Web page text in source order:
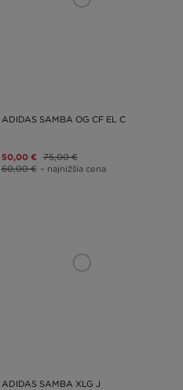
ADIDAS SAMBA OG CF EL C
50,00 € 75,00 €
60,00 € – najnižšia cena
ADIDAS SAMBA XLG J